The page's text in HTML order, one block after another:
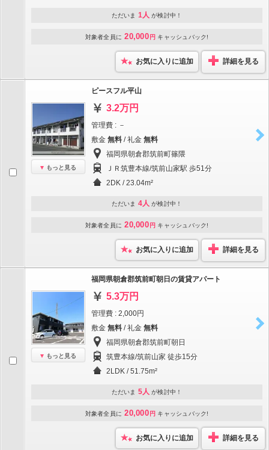
ただいま 1人 が検討中！
対象者全員に 20,000 円 キャッシュバック!
お気に入りに追加 詳細を見る
もっと見る
ピースフル平山
3.2万円
管理費 : －
敷金 無料 / 礼金 無料
福岡県朝倉郡筑前町篠隈
ＪＲ筑豊本線/筑前山家駅 歩51分
2DK / 23.04m²
ただいま 4人 が検討中！
対象者全員に 20,000 円 キャッシュバック!
お気に入りに追加 詳細を見る
もっと見る
福岡県朝倉郡筑前町朝日の賃貸アパート
5.3万円
管理費 : 2,000円
敷金 無料 / 礼金 無料
福岡県朝倉郡筑前町朝日
筑豊本線/筑前山家 徒歩15分
2LDK / 51.75m²
ただいま 5人 が検討中！
対象者全員に 20,000 円 キャッシュバック!
お気に入りに追加 詳細を見る